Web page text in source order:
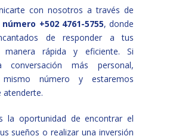
con nosotros a través de
+502 4761-5755, donde
de responder a tus
manera rápida y eficiente. Si
conversación más personal,
número y estaremos
atenderte.
la oportunidad de encontrar el
sueños o realizar una inversión